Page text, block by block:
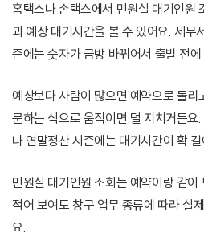
홈택스나 손택스에서 민원실 대기인원
과 예상 대기시간을 볼 수 있어요. 세무
즌에는 숫자가 금방 바뀌어서 출발 전
예상보다 사람이 많으면 예약으로 돌
문하는 식으로 움직이면 덜 지치거든요
나 연말정산 시즌에는 대기시간이 확
민원실 대기인원 조회는 예약이랑 같이
적어 보여도 창구 업무 종류에 따라 실
요.